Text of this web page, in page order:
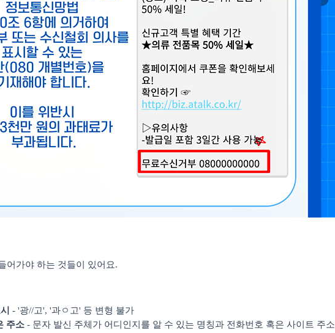
어가야 하는 것들이 있어요.
- '광//고', '과ㅇ고' 등 변형 불가
주소 - 문자 발신 주체가 어디인지를 알 수 있는 명칭과 전화번호 혹은 사이트 주소